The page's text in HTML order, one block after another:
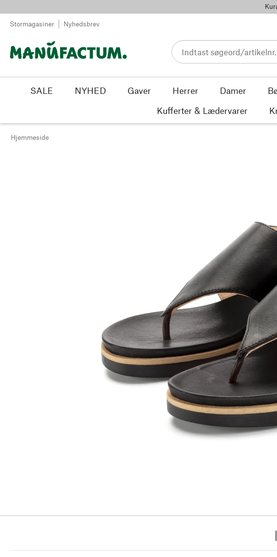
Stormagasiner Nyhedsbrev
SALE NYHED Gaver Herrer Damer
Kufferter & Lædervarer
Hjemmeside